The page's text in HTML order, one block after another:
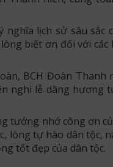
lịch sử sâu sắc
biết ơn đối với các
BCH Đoàn Thanh
nghi lễ dâng hương
tưởng nhớ công ơn
lòng tự hào dân tộc,
tốt đẹp của dân tộc.